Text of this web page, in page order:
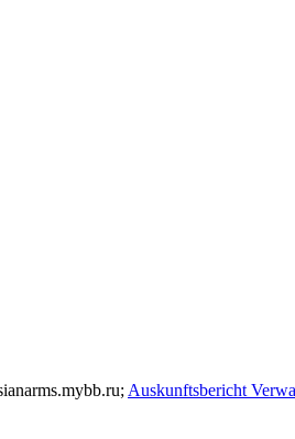
Auskunftsbericht